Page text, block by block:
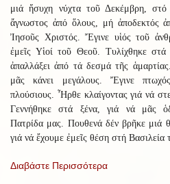
μιά ἥσυχη νύχτα τοῦ Δεκέμβρη,
ἄγνωστος ἀπό ὅλους, μή ἀποδεκτός
Ἰησοῦς Χριστός. Ἔγινε υἱός τοῦ
ἐμεῖς Υἱοί τοῦ Θεοῦ. Τυλίχθηκε
ἀπαλλάξει ἀπό τά δεσμά τῆς
μᾶς κάνει μεγάλους. Ἔγινε
πλούσιους. Ἦρθε κλαίγοντας γιά νά
Γεννήθηκε στά ξένα, γιά νά μᾶς
Πατρίδα μας. Πουθενά δέν βρῆκε
γιά νά ἔχουμε ἐμεῖς θέση στή Βασιλεία
Διαβάστε Περισσότερα